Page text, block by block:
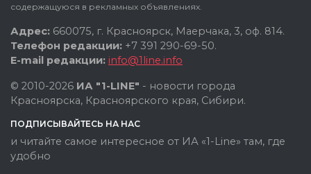
содержащуюся в рекламных объявлениях.
Адрес: 660075, г. Красноярск, Маерчака, 3, оф. 814.
Телефон редакции: +7 391 290-69-50.
E-mail редакции: info@1line.info
© 2010-2026 ИА "1-LINE" - новости города
Красноярска, Красноярского края, Сибири.
ПОДПИСЫВАЙТЕСЬ НА НАС
и читайте самое интересное от ИА «1-Line» там, где
удобно